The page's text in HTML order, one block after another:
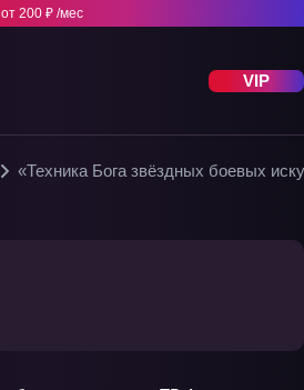
от 200 ₽ /мес
VIP
«Техника Бога звёздных боевых